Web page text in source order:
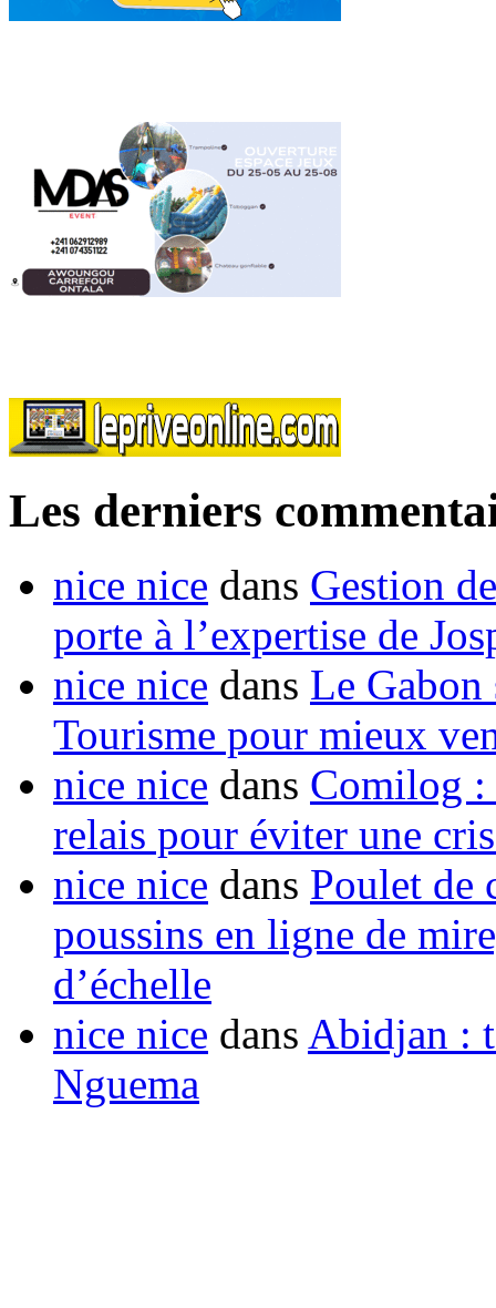
Les derniers
nice nice dans Gestion
porte à l’expertise de
nice nice dans Le Gabon
Tourisme pour mieux
nice nice dans Comilog :
relais pour éviter une
nice nice dans Poulet de
poussins en ligne de
d’échelle
nice nice dans Abidjan :
Nguema